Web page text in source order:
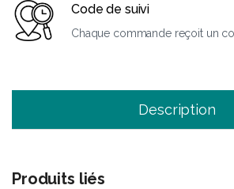
Code de suivi
Chaque commande reçoit un
Description
Produits liés